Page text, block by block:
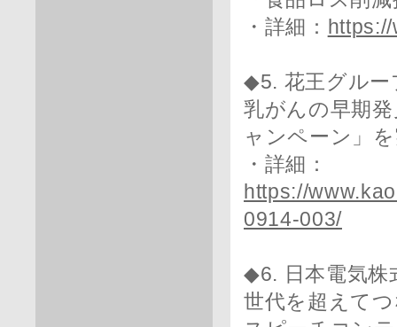
・詳細：
◆5. 花王グルー
乳がんの早期
ャンペーン」
・詳細：
https://
0914-003/
◆6. 日本電気株
世代を超えて